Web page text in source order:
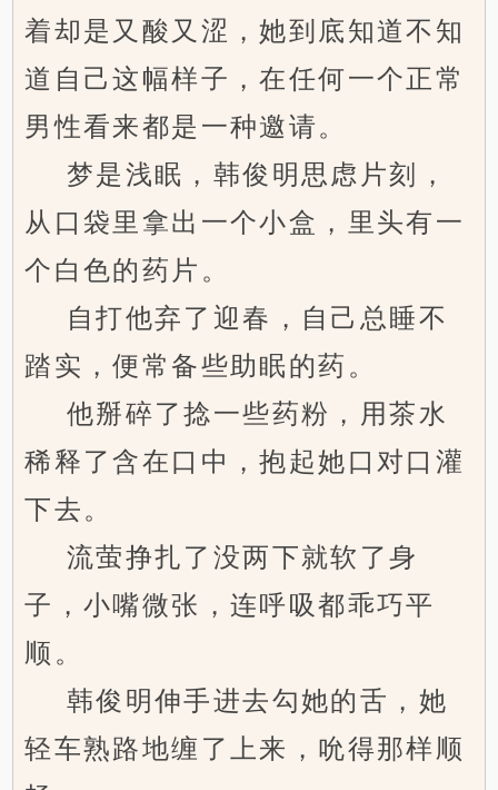
着却是又酸又涩，她到底知道不知
道自己这幅样子，在任何一个正常
男性看来都是一种邀请。
梦是浅眠，韩俊明思虑片刻，
从口袋里拿出一个小盒，里头有一
个白色的药片。
自打他弃了迎春，自己总睡不
踏实，便常备些助眠的药。
他掰碎了捻一些药粉，用茶水
稀释了含在口中，抱起她口对口灌
下去。
流萤挣扎了没两下就软了身
子，小嘴微张，连呼吸都乖巧平
顺。
韩俊明伸手进去勾她的舌，她
轻车熟路地缠了上来，吮得那样顺